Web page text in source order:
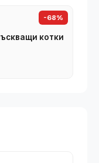
-68%
котки